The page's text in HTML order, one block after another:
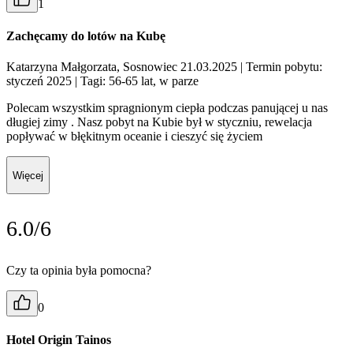
1
Zachęcamy do lotów na Kubę
Katarzyna Małgorzata, Sosnowiec 21.03.2025 | Termin pobytu:
styczeń 2025 | Tagi: 56-65 lat, w parze
Polecam wszystkim spragnionym ciepła podczas panującej u nas
długiej zimy . Nasz pobyt na Kubie był w styczniu, rewelacja
popływać w błękitnym oceanie i cieszyć się życiem
Więcej
6.0/6
Czy ta opinia była pomocna?
0
Hotel Origin Tainos